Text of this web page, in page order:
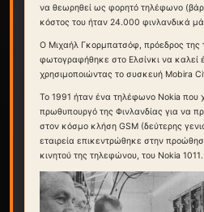
να θεωρηθεί ως φορητό τηλέφωνο
κόστος του ήταν 24.000 φινλανδικά
Ο Μιχαήλ Γκορμπατσόφ, πρόεδρος της
φωτογραφήθηκε στο Ελσίνκι να καλεί
χρησιμοποιώντας το συσκευή Mobira
Το 1991 ήταν ένα τηλέφωνο Nokia που
πρωθυπουργό της Φινλανδίας για να
στον κόσμο κλήση GSM (δεύτερης
εταιρεία επικεντρώθηκε στην
κινητού της τηλεφώνου, του Nokia 1011.